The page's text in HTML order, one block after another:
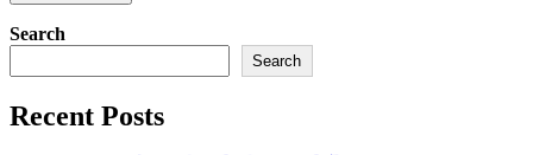
Search
Search
Recent Posts